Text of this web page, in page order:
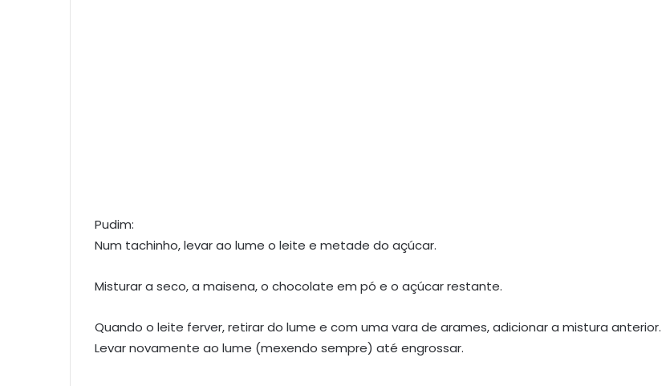
Pudim:
Num tachinho, levar ao lume o leite e metade do açúcar.
Misturar a seco, a maisena, o chocolate em pó e o açúcar restante.
Quando o leite ferver, retirar do lume e com uma vara de arames, adicionar a mistura anterior.
Levar novamente ao lume (mexendo sempre) até engrossar.